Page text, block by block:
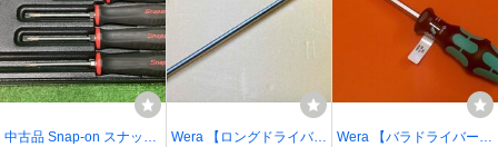
中古品 Snap-on スナップ
Wera 【ロングドライバ
Wera 【バラドライバー】